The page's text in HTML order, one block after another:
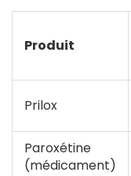
Produit
Prilox
Paroxétine
(médicament)